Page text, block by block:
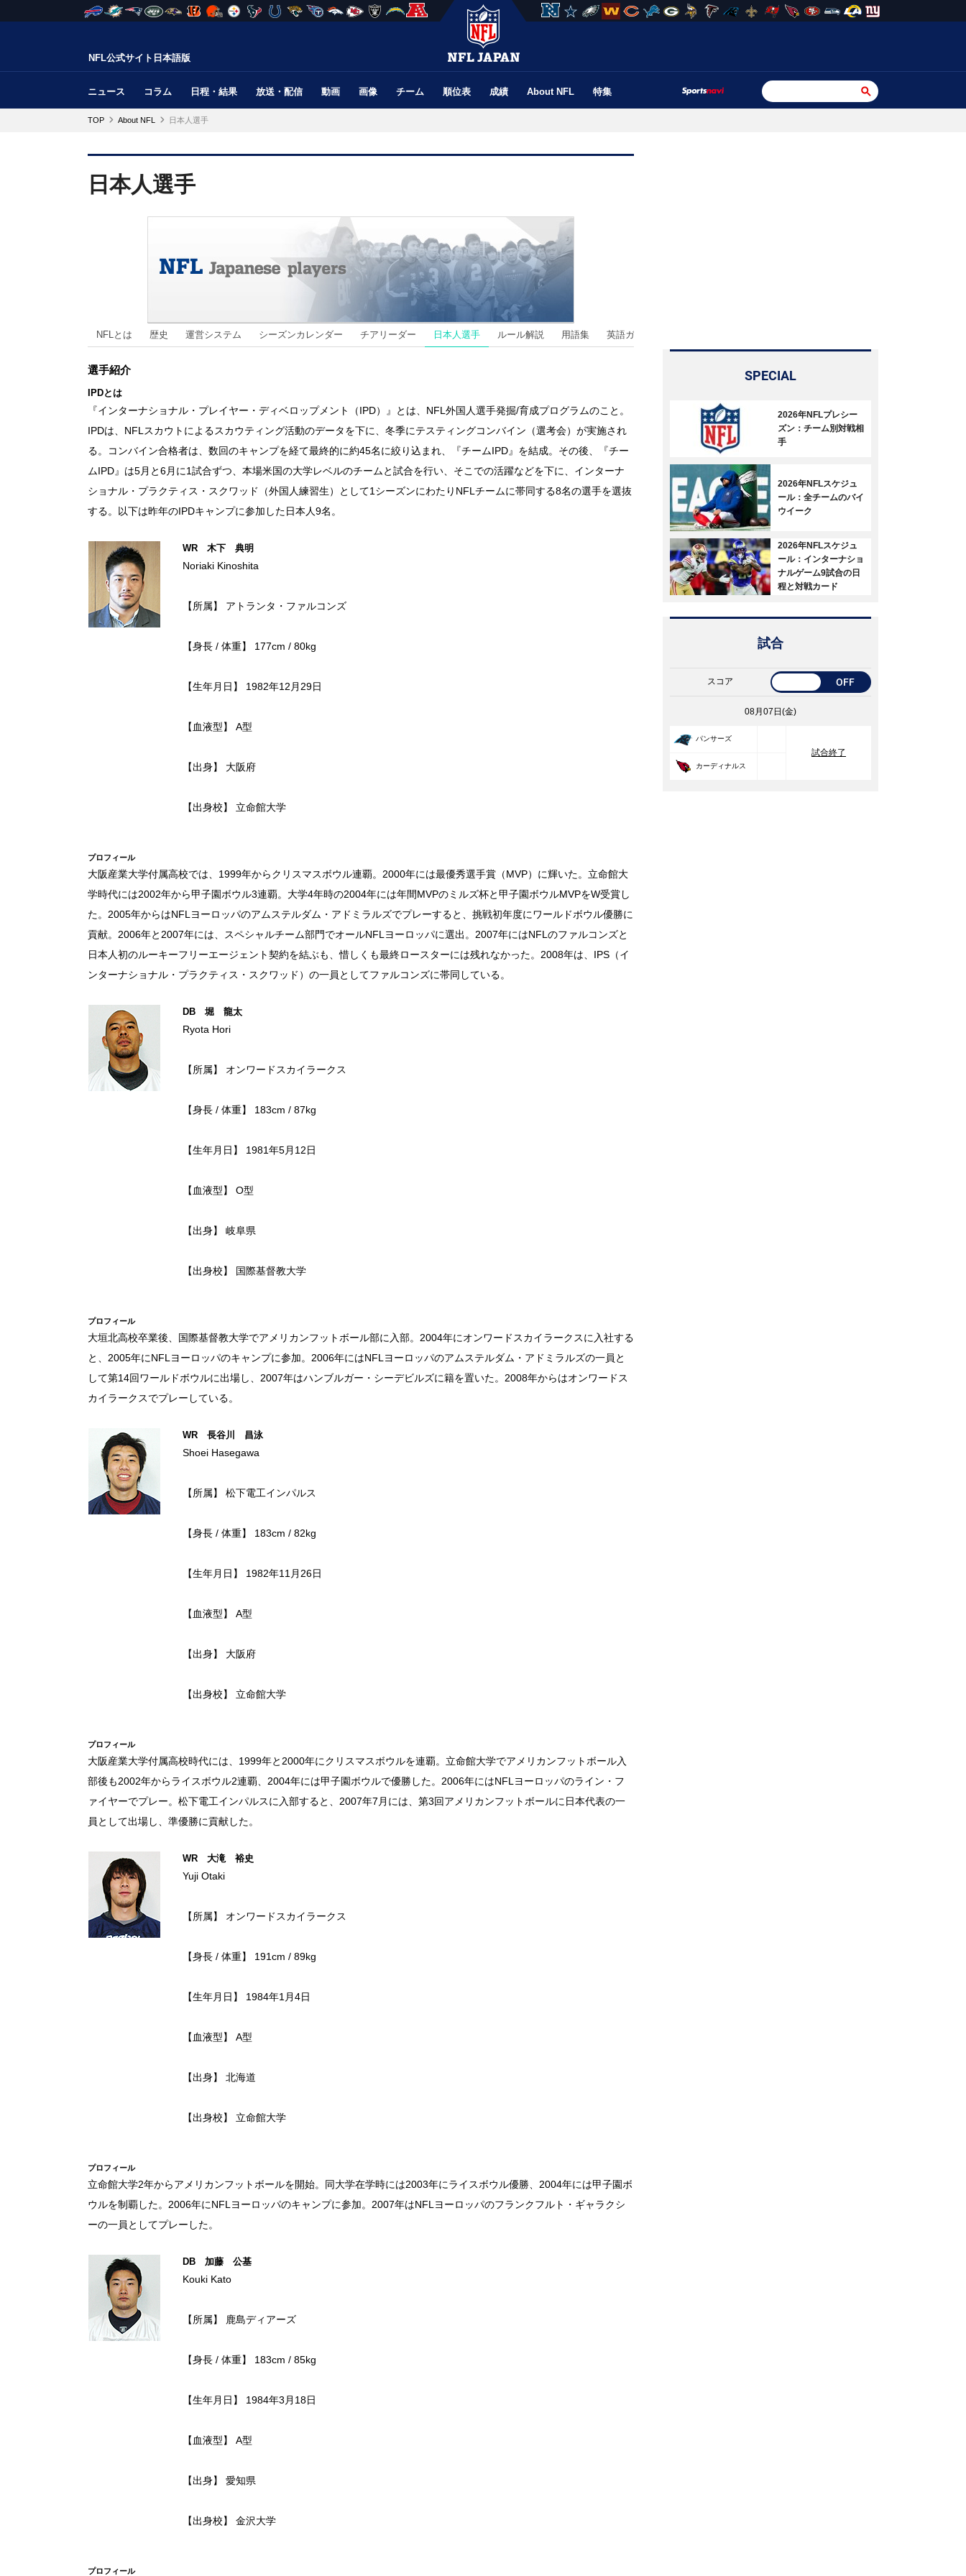
NFL公式サイト日本語版
ニュース コラム 日程・結果 放送・配信 動画 画像 チーム 順位表 成績 About NFL 特集
TOP About NFL 日本人選手
日本人選手
NFLとは 歴史 運営システム シーズンカレンダー チアリーダー 日本人選手 ルール解説 用語集 英語ガイド
選手紹介
IPDとは
『インターナショナル・プレイヤー・ディベロップメント（IPD）』とは、NFL外国人選手発掘/育成プログラムのこと。
IPDは、NFLスカウトによるスカウティング活動のデータを下に、冬季にテスティングコンバイン（選考会）が実施され
る。コンバイン合格者は、数回のキャンプを経て最終的に約45名に絞り込まれ、『チームIPD』を結成。その後、『チー
ムIPD』は5月と6月に1試合ずつ、本場米国の大学レベルのチームと試合を行い、そこでの活躍などを下に、インターナ
ショナル・プラクティス・スクワッド（外国人練習生）として1シーズンにわたりNFLチームに帯同する8名の選手を選抜
する。以下は昨年のIPDキャンプに参加した日本人9名。
WR 木下 典明
Noriaki Kinoshita
【所属】 アトランタ・ファルコンズ
【身長 / 体重】 177cm / 80kg
【生年月日】 1982年12月29日
【血液型】 A型
【出身】 大阪府
【出身校】 立命館大学
プロフィール
大阪産業大学付属高校では、1999年からクリスマスボウル連覇。2000年には最優秀選手賞（MVP）に輝いた。立命館大
学時代には2002年から甲子園ボウル3連覇。大学4年時の2004年には年間MVPのミルズ杯と甲子園ボウルMVPをW受賞し
た。2005年からはNFLヨーロッパのアムステルダム・アドミラルズでプレーすると、挑戦初年度にワールドボウル優勝に
貢献。2006年と2007年には、スペシャルチーム部門でオールNFLヨーロッパに選出。2007年にはNFLのファルコンズと
日本人初のルーキーフリーエージェント契約を結ぶも、惜しくも最終ロースターには残れなかった。2008年は、IPS（イ
ンターナショナル・プラクティス・スクワッド）の一員としてファルコンズに帯同している。
DB 堀 龍太
Ryota Hori
【所属】 オンワードスカイラークス
【身長 / 体重】 183cm / 87kg
【生年月日】 1981年5月12日
【血液型】 O型
【出身】 岐阜県
【出身校】 国際基督教大学
プロフィール
大垣北高校卒業後、国際基督教大学でアメリカンフットボール部に入部。2004年にオンワードスカイラークスに入社する
と、2005年にNFLヨーロッパのキャンプに参加。2006年にはNFLヨーロッパのアムステルダム・アドミラルズの一員と
して第14回ワールドボウルに出場し、2007年はハンブルガー・シーデビルズに籍を置いた。2008年からはオンワードス
カイラークスでプレーしている。
WR 長谷川 昌泳
Shoei Hasegawa
【所属】 松下電工インパルス
【身長 / 体重】 183cm / 82kg
【生年月日】 1982年11月26日
【血液型】 A型
【出身】 大阪府
【出身校】 立命館大学
プロフィール
大阪産業大学付属高校時代には、1999年と2000年にクリスマスボウルを連覇。立命館大学でアメリカンフットボール入
部後も2002年からライスボウル2連覇、2004年には甲子園ボウルで優勝した。2006年にはNFLヨーロッパのライン・フ
ァイヤーでプレー。松下電工インパルスに入部すると、2007年7月には、第3回アメリカンフットボールに日本代表の一
員として出場し、準優勝に貢献した。
WR 大滝 裕史
Yuji Otaki
【所属】 オンワードスカイラークス
【身長 / 体重】 191cm / 89kg
【生年月日】 1984年1月4日
【血液型】 A型
【出身】 北海道
【出身校】 立命館大学
プロフィール
立命館大学2年からアメリカンフットボールを開始。同大学在学時には2003年にライスボウル優勝、2004年には甲子園ボ
ウルを制覇した。2006年にNFLヨーロッパのキャンプに参加。2007年はNFLヨーロッパのフランクフルト・ギャラクシ
ーの一員としてプレーした。
DB 加藤 公基
Kouki Kato
【所属】 鹿島ディアーズ
【身長 / 体重】 183cm / 85kg
【生年月日】 1984年3月18日
【血液型】 A型
【出身】 愛知県
【出身校】 金沢大学
プロフィール
SPECIAL
2026年NFLプレシー
ズン：チーム別対戦相
手
2026年NFLスケジュ
ール：全チームのバイ
ウイーク
2026年NFLスケジュ
ール：インターナショ
ナルゲーム9試合の日
程と対戦カード
試合
スコア OFF
08月07日(金)
パンサーズ
試合終了
カーディナルス